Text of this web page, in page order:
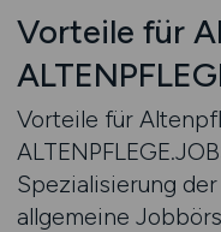
Vorteile für
Vorteile für
Spezialisierung
allgemeine